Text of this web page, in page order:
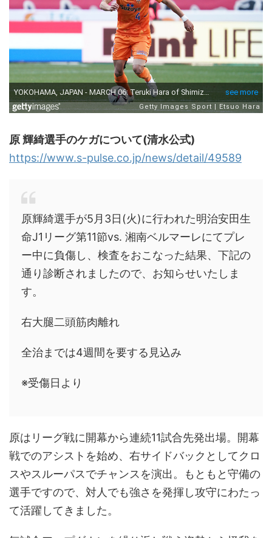
原 輝綺選手のケガについて(清水公式)
https://www.s-pulse.co.jp/news/detail/49589
原輝綺選手が5月3日(火)に行われた明治安田生
命J1リーグ第11節vs. 湘南ベルマーレにてプレ
ー中に負傷し、検査をおこなった結果、下記の
通り診断されましたので、お知らせいたしま
す。
右大腿二頭筋肉離れ
全治までは4週間を要する見込み
※受傷日より
原はリーグ戦に開幕から連続11試合先発出場。開幕
戦でのアシストを始め、右サイドバックとしてクロ
スやスルーパスでチャンスを演出。もともと守備の
選手ですので、対人でも強さを発揮し攻守にわたっ
て活躍してきました。